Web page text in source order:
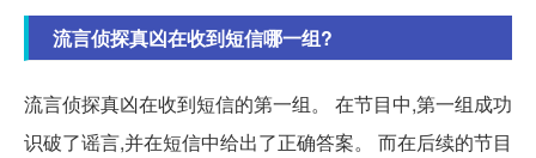
流言侦探真凶在收到短信哪一组?
流言侦探真凶在收到短信的第一组。 在节目中,第一组成功
识破了谣言,并在短信中给出了正确答案。 而在后续的节目